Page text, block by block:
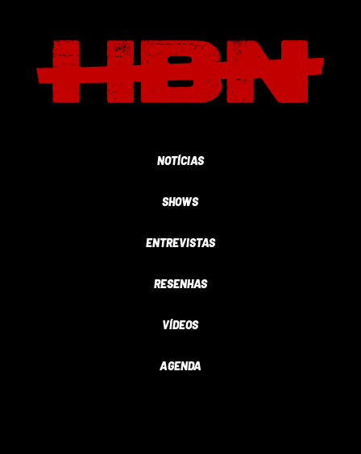
NOTÍCIAS
SHOWS
ENTREVISTAS
RESENHAS
VÍDEOS
AGENDA